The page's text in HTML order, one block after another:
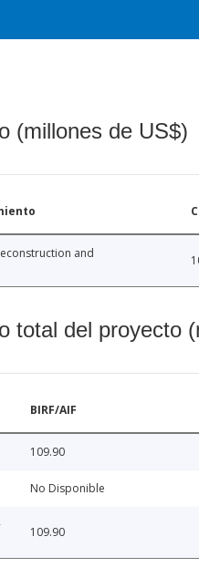
(millones de US$)
and
total del proyecto
BIRF/AIF
109.90
No Disponible
109.90